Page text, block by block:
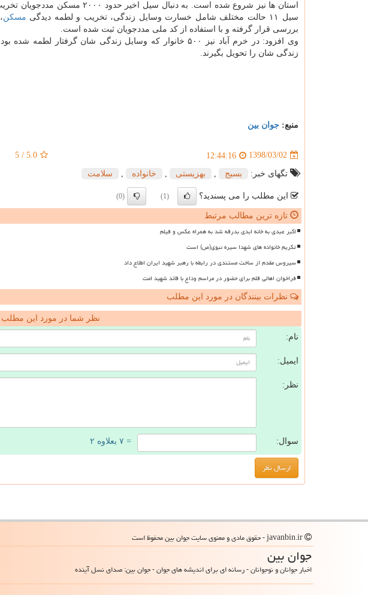
استان ها نیز شروع شده است. به دنبال
سیل ۱۱ حالت مختلف شامل خسارت وسایل زندگی، تخریب و لطمه دیدگی
مسكن
بررسی قرار گرفته و با استفاده از كد ملی مددجویان ثبت شده است.
وی افزود: در خرم آباد نیز ۵۰۰ خانوار كه وسایل زندگی شان
زندگی شان را تحویل بگیرند.
منبع: جوان بین
1398/03/02
12:44:16
5.0
/
5
تگهای خبر: بسیج بهزیستی خانواده سلامت
این مطلب را می پسندید؟ (1)
(0)
تازه ترین مطالب مرتبط
اکبر عبدی به خانه ابدی بدرقه شد به همراه عکس و فیلم
تکریم خانواده های شهدا سیره نبوی(ص) است
سیروس مقدم از ساخت مستندی در رابطه با رهبر شهید ایران اطلاع داد
فراخوان اهالی قلم برای حضور در مراسم وداع با قائد شهید امت
نظرات بینندگان در مورد این مطلب
نظر شما در مورد این مطلب
نام:
ایمیل:
نظر:
سوال: = ۷ بعلاوه ۲
جوان بین
اخبار جوانان و نوجوانان - رسانه ای برای اندیشه های جوان - جوان بین: صدای نسل آینده